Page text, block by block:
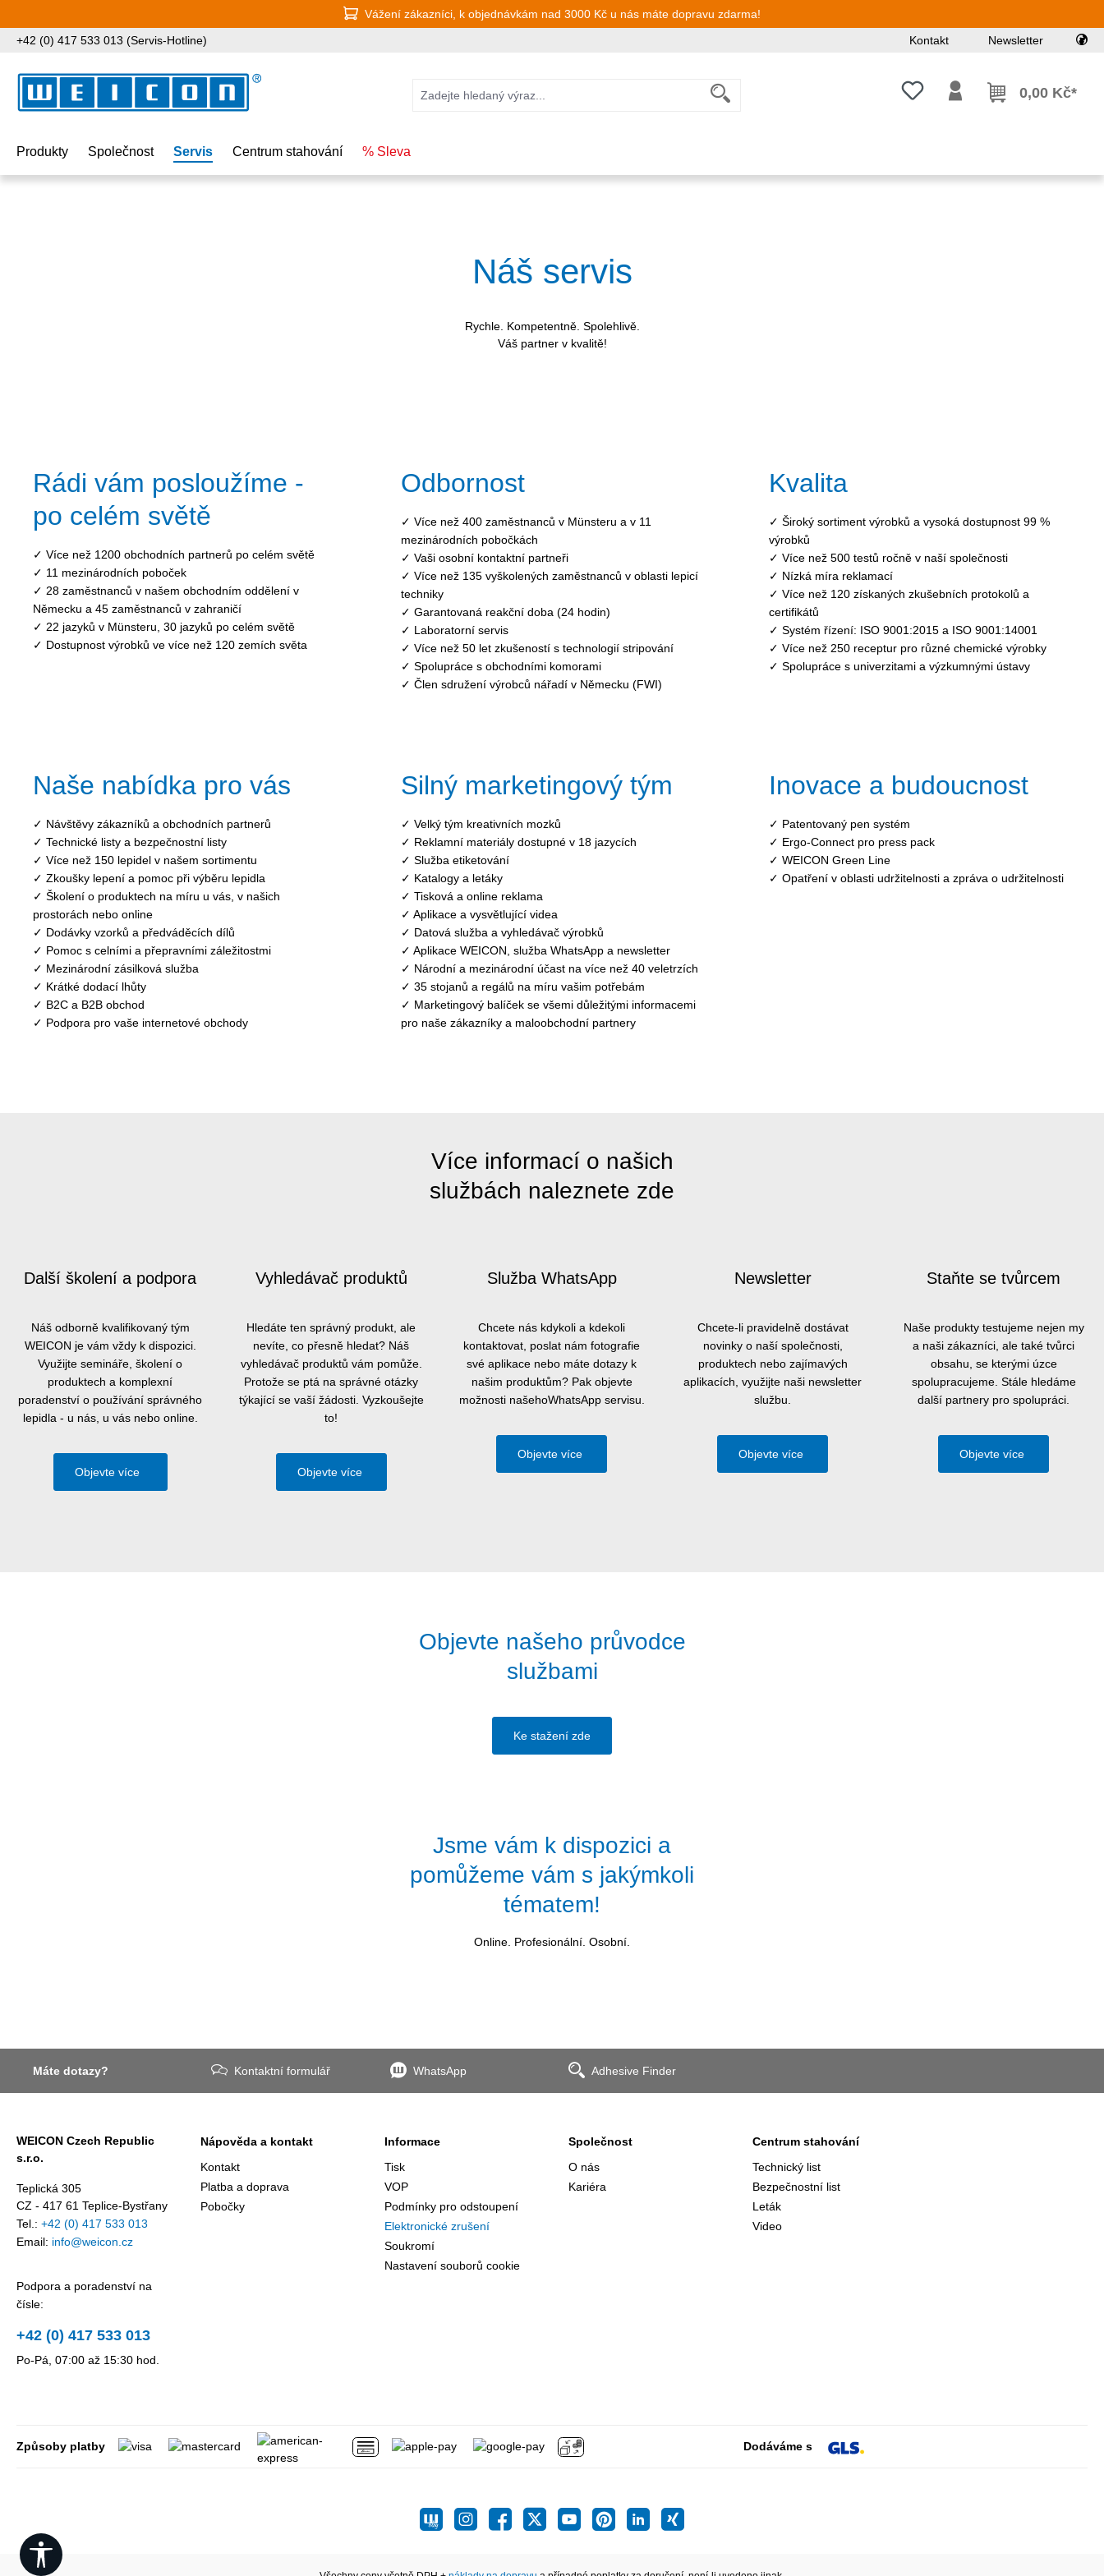
Vážení zákazníci, k objednávkám nad 3000 Kč u nás máte dopravu zdarma!
+42 (0) 417 533 013 (Servis-Hotline) Kontakt Newsletter
Máte 0 položky v seznamu přání
0,00 Kč*
Produkty Společnost Servis Centrum stahování % Sleva
Náš servis
Rychle. Kompetentně. Spolehlivě.
Váš partner v kvalitě!
Rádi vám posloužíme -
po celém světě
✓ Více než 1200 obchodních partnerů po celém světě
✓ 11 mezinárodních poboček
✓ 28 zaměstnanců v našem obchodním oddělení v
Německu a 45 zaměstnanců v zahraničí
✓ 22 jazyků v Münsteru, 30 jazyků po celém světě
✓ Dostupnost výrobků ve více než 120 zemích světa
Odbornost
✓ Více než 400 zaměstnanců v Münsteru a v 11
mezinárodních pobočkách
✓ Vaši osobní kontaktní partneři
✓ Více než 135 vyškolených zaměstnanců v oblasti lepicí
techniky
✓ Garantovaná reakční doba (24 hodin)
✓ Laboratorní servis
✓ Více než 50 let zkušeností s technologií stripování
✓ Spolupráce s obchodními komorami
✓ Člen sdružení výrobců nářadí v Německu (FWI)
Kvalita
✓ Široký sortiment výrobků a vysoká dostupnost 99 %
výrobků
✓ Více než 500 testů ročně v naší společnosti
✓ Nízká míra reklamací
✓ Více než 120 získaných zkušebních protokolů a
certifikátů
✓ Systém řízení: ISO 9001:2015 a ISO 9001:14001
✓ Více než 250 receptur pro různé chemické výrobky
✓ Spolupráce s univerzitami a výzkumnými ústavy
Naše nabídka pro vás
✓ Návštěvy zákazníků a obchodních partnerů
✓ Technické listy a bezpečnostní listy
✓ Více než 150 lepidel v našem sortimentu
✓ Zkoušky lepení a pomoc při výběru lepidla
✓ Školení o produktech na míru u vás, v našich
prostorách nebo online
✓ Dodávky vzorků a předváděcích dílů
✓ Pomoc s celními a přepravními záležitostmi
✓ Mezinárodní zásilková služba
✓ Krátké dodací lhůty
✓ B2C a B2B obchod
✓ Podpora pro vaše internetové obchody
Silný marketingový tým
✓ Velký tým kreativních mozků
✓ Reklamní materiály dostupné v 18 jazycích
✓ Služba etiketování
✓ Katalogy a letáky
✓ Tisková a online reklama
✓ Aplikace a vysvětlující videa
✓ Datová služba a vyhledávač výrobků
✓ Aplikace WEICON, služba WhatsApp a newsletter
✓ Národní a mezinárodní účast na více než 40 veletrzích
✓ 35 stojanů a regálů na míru vašim potřebám
✓ Marketingový balíček se všemi důležitými informacemi
pro naše zákazníky a maloobchodní partnery
Inovace a budoucnost
✓ Patentovaný pen systém
✓ Ergo-Connect pro press pack
✓ WEICON Green Line
✓ Opatření v oblasti udržitelnosti a zpráva o udržitelnosti
Více informací o našich
službách naleznete zde
Další školení a podpora
Náš odborně kvalifikovaný tým
WEICON je vám vždy k dispozici.
Využijte semináře, školení o
produktech a komplexní
poradenství o používání správného
lepidla - u nás, u vás nebo online.
Objevte více
Vyhledávač produktů
Hledáte ten správný produkt, ale
nevíte, co přesně hledat? Náš
vyhledávač produktů vám pomůže.
Protože se ptá na správné otázky
týkající se vaší žádosti. Vyzkoušejte
to!
Objevte více
Služba WhatsApp
Chcete nás kdykoli a kdekoli
kontaktovat, poslat nám fotografie
své aplikace nebo máte dotazy k
našim produktům? Pak objevte
možnosti našehoWhatsApp servisu.
Objevte více
Newsletter
Chcete-li pravidelně dostávat
novinky o naší společnosti,
produktech nebo zajímavých
aplikacích, využijte naši newsletter
službu.
Objevte více
Staňte se tvůrcem
Naše produkty testujeme nejen my
a naši zákazníci, ale také tvůrci
obsahu, se kterými úzce
spolupracujeme. Stále hledáme
další partnery pro spolupráci.
Objevte více
Objevte našeho průvodce
službami
Ke stažení zde
Jsme vám k dispozici a
pomůžeme vám s jakýmkoli
tématem!
Online. Profesionální. Osobní.
Máte dotazy? Kontaktní formulář WhatsApp Adhesive Finder
WEICON Czech Republic
s.r.o.
Teplická 305
CZ - 417 61 Teplice-Bystřany
Tel.: +42 (0) 417 533 013
Email: info@weicon.cz
Podpora a poradenství na
čísle:
+42 (0) 417 533 013
Po-Pá, 07:00 až 15:30 hod.
Nápověda a kontakt
Kontakt
Platba a doprava
Pobočky
Informace
Tisk
VOP
Podmínky pro odstoupení
Elektronické zrušení
Soukromí
Nastavení souborů cookie
Společnost
O nás
Kariéra
Centrum stahování
Technický list
Bezpečnostní list
Leták
Video
Způsoby platby Dodáváme s
Show toolbar